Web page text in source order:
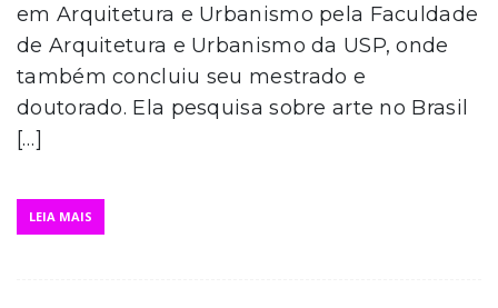
em Arquitetura e Urbanismo pela Faculdade
de Arquitetura e Urbanismo da USP, onde
também concluiu seu mestrado e
doutorado. Ela pesquisa sobre arte no Brasil
[…]
LEIA MAIS